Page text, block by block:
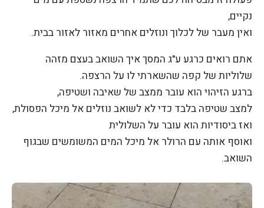
נקיים,
ואין מעבר של לכלוך ונוזלים אחרים מאזור לאזור בבית.
אתם רואים כרגע ע"ג המסך איך השואב בעצם מזהה
שלוליות של קפה שהשארתי לו על הרצפה.
ברגע הזיהוי הוא עובר ממצב של שאיבה ושטיפה,
למצב שטיפה בלבד כדי לא לשואב נוזלים אל מיכל הפסולת,
ואז ביסודיות הוא עובר על השלולית
ואוסף אותה עם הרולר אל מיכל המים המשומשים שבגוף
השואב.